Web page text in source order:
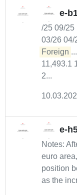
e-
/25 09/25
03/26 04/
Foreign
11,493.1
2...
e-
Notes:
euro area,
position
as the